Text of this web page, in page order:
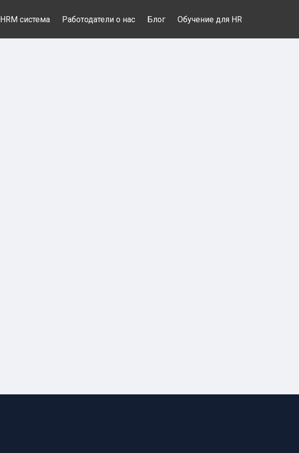
HRM система Работодатели о нас Блог Обучение для HR